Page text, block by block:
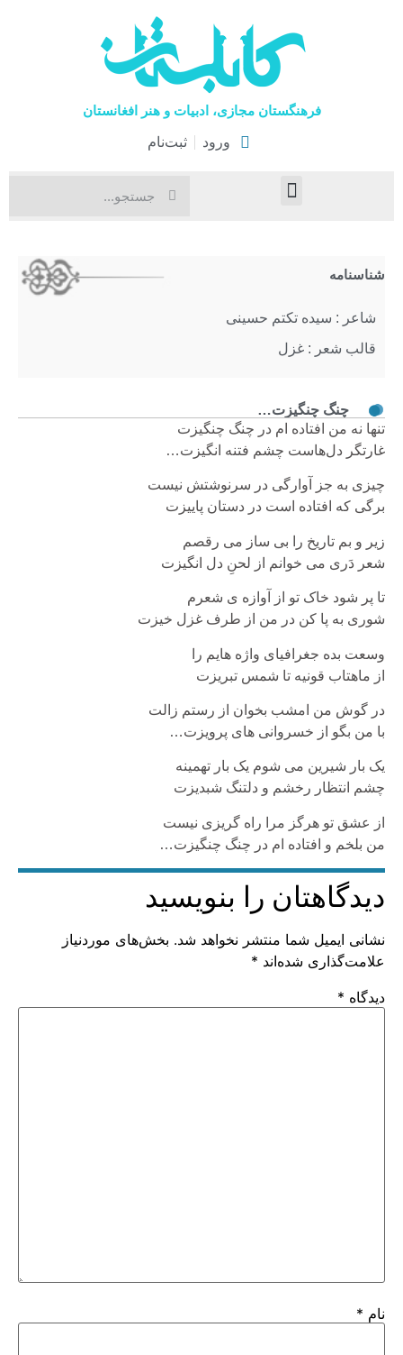
فرهنگستان مجازی، ادبیات و هنر افغانستان
ورود ثبت‌نام
چنگ چنگیزت…
تنها نه من‌ افتاده ام در چنگ چنگیزت
غارتگر دل‌هاست چشم فتنه‌ انگیزت…
چیزی به جز آوارگی در سرنوشتش نیست
برگی که‌ افتاده است در دستان پاییزت
زیر و بم تاریخ را بی ساز می رقصم
شعر دَری می خوانم از لحنِ دل انگیزت
تا پر شود خاک تو از آوازه ی شعرم
شوری به پا کن‌ در من از طرف غزل خیزت
وسعت بده جغرافیای واژه هایم را
از ماهتاب قونیه تا شمس تبریزت
در گوش من امشب بخوان از رستم زالت
با من بگو از خسروانی های پرویزت…
یک بار شیرین‌ می شوم یک بار تهمینه
چشم انتظار رخشم و دلتنگ شبدیزت
از عشق تو هرگز مرا راه گریزی نیست
من بلخم و افتاده ام در چنگ چنگیزت…
دیدگاهتان را بنویسید
نشانی ایمیل شما منتشر نخواهد شد. بخش‌های موردنیاز
علامت‌گذاری شده‌اند *
دیدگاه *
نام *
شناسنامه
شاعر : سیده تکتم حسینی
قالب شعر : غزل